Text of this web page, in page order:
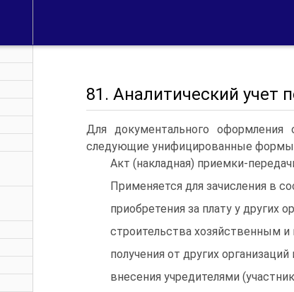
81. Аналитический учет
Для документального
следующие унифицированные
Акт (накладная) приемки-
Применяется для зачисления в
приобретения за плату у других
строительства хозяйственным
получения от других
внесения учредителями